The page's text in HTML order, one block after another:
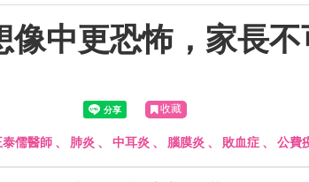
像中更恐怖，家長不
收藏
泰儒醫師、 肺炎 、 中耳炎 、 腦膜炎 、 敗血症、 公費